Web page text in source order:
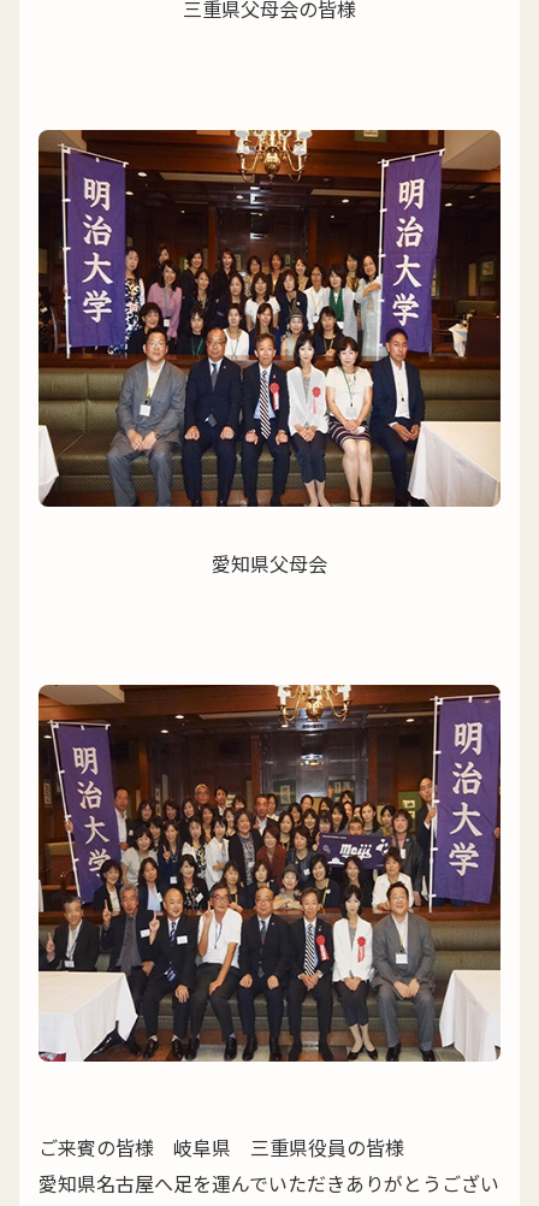
三重県父母会の皆様
愛知県父母会
ご来賓の皆様 岐阜県 三重県役員の皆様
愛知県名古屋へ足を運んでいただきありがとうござい